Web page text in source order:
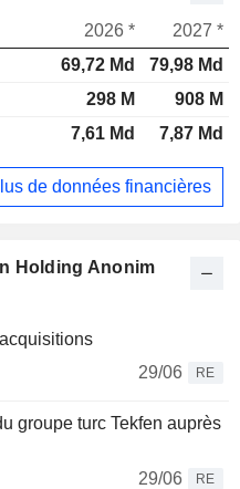
Holding Anonim
29/06
RE
groupe turc Tekfen auprès
29/06
RE
2026 *
2027 *
69,72 Md
79,98 Md
298 M
908 M
7,61 Md 7,87 Md
de données financières